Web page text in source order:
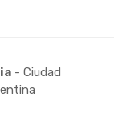
- Ciudad